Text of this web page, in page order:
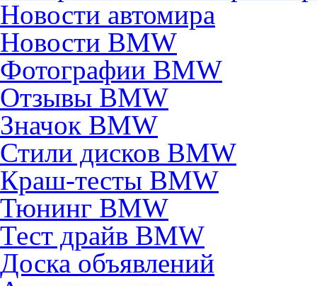
Новости автомира
Новости BMW
Фотографии BMW
Отзывы BMW
Значок BMW
Стили дисков BMW
Краш-тесты BMW
Тюнинг BMW
Тест драйв BMW
Доска объявлений